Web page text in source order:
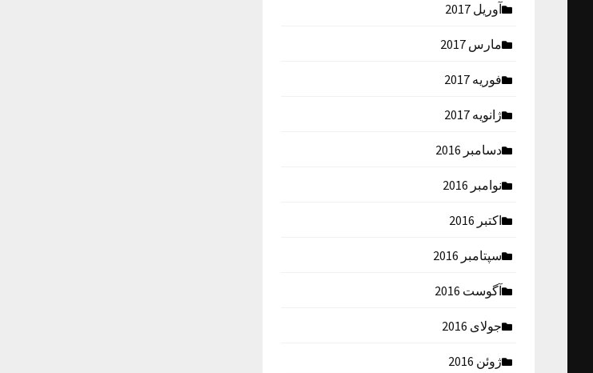
آوریل 2017
مارس 2017
فوریه 2017
ژانویه 2017
دسامبر 2016
نوامبر 2016
اکتبر 2016
سپتامبر 2016
آگوست 2016
جولای 2016
ژوئن 2016